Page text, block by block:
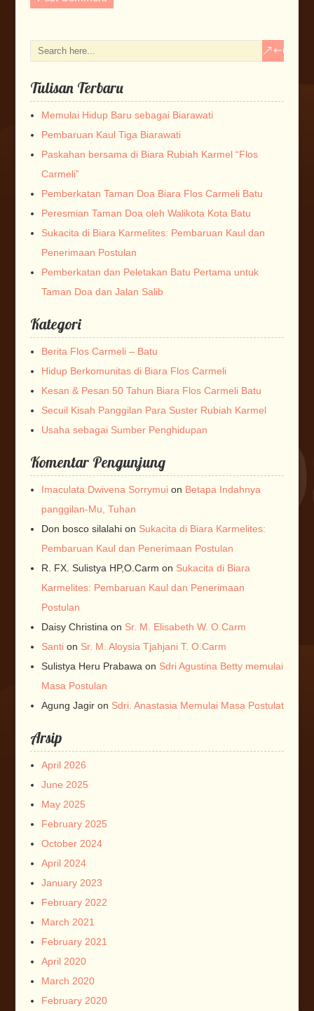
Tulisan Terbaru
Memulai Hidup Baru sebagai Biarawati
Pembaruan Kaul Tiga Biarawati
Paskahan bersama di Biara Rubiah Karmel “Flos
Carmeli”
Pemberkatan Taman Doa Biara Flos Carmeli Batu
Peresmian Taman Doa oleh Walikota Kota Batu
Sukacita di Biara Karmelites: Pembaruan Kaul dan
Penerimaan Postulan
Pemberkatan dan Peletakan Batu Pertama untuk
Taman Doa dan Jalan Salib
Kategori
Berita Flos Carmeli – Batu
Hidup Berkomunitas di Biara Flos Carmeli
Kesan & Pesan 50 Tahun Biara Flos Carmeli Batu
Secuil Kisah Panggilan Para Suster Rubiah Karmel
Usaha sebagai Sumber Penghidupan
Komentar Pengunjung
Imaculata Dwivena Sorrymuion Betapa Indahnya
panggilan-Mu, Tuhan
Don bosco silalahion Sukacita di Biara Karmelites:
Pembaruan Kaul dan Penerimaan Postulan
R. FX. Sulistya HP,O.Carm on Sukacita di Biara
Karmelites: Pembaruan Kaul dan Penerimaan
Postulan
Daisy Christina on Sr. M. Elisabeth W. O.Carm
Santion Sr. M. Aloysia Tjahjani T. O.Carm
Sulistya Heru Prabawa on Sdri Agustina Betty memulai
Masa Postulan
Agung Jagiron Sdri. Anastasia Memulai Masa Postulat
Arsip
April 2026
June 2025
May 2025
February 2025
October 2024
April 2024
January 2023
February 2022
March 2021
February 2021
April 2020
March 2020
February 2020